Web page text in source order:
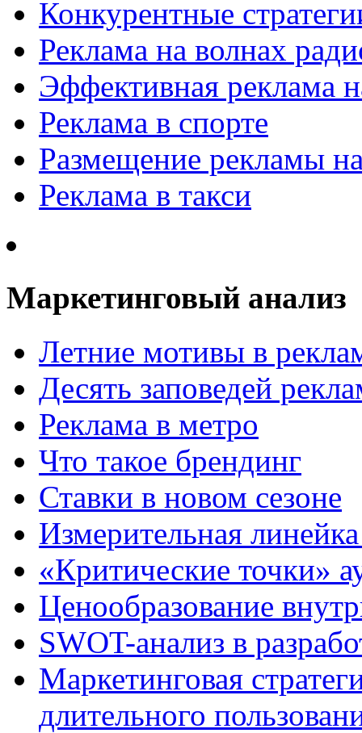
Конкурентные
Реклама на волнах
Эффективная реклама
Реклама в спорте
Размещение рекламы
Реклама в такси
Маркетинговый анализ
Летние мотивы в
Десять заповедей
Реклама в метро
Что такое брендинг
Ставки в новом сезоне
Измерительная
«Критические точки»
Ценообразование
SWOT-анализ в
Маркетинговая
длительного